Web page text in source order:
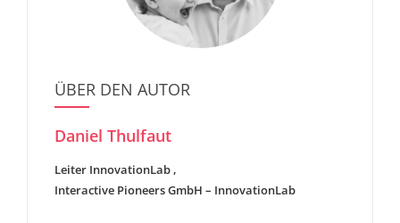
ÜBER DEN AUTOR
Daniel Thulfaut
Leiter InnovationLab,
Interactive Pioneers GmbH – InnovationLab